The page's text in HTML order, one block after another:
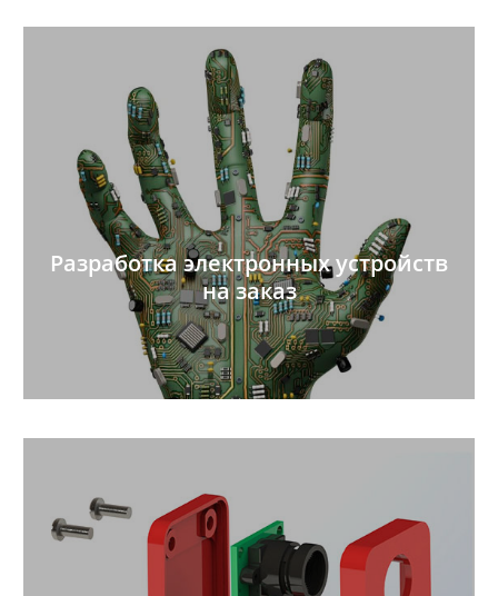
Разработка электронных устройств
на заказ